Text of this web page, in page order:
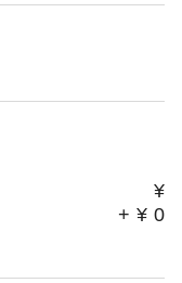
¥
+ ¥ 0